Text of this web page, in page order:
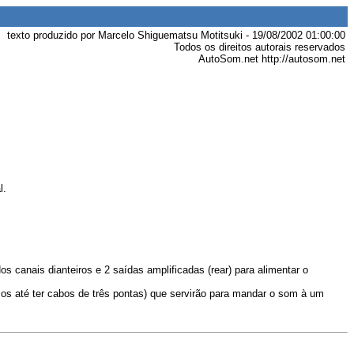
texto produzido por Marcelo Shiguematsu Motitsuki - 19/08/2002 01:00:00
Todos os direitos autorais reservados
AutoSom.net http://autosom.net
canais dianteiros e 2 saídas amplificadas (rear) para alimentar o
até ter cabos de três pontas) que servirão para mandar o som à um